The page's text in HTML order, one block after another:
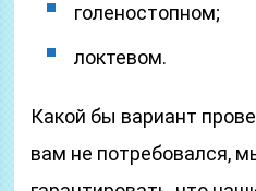
голеностопном;
локтевом.
Какой бы вариант
вам не потребовался,